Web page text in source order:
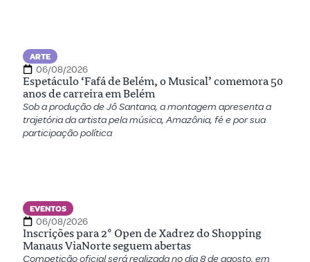
ARTE
06/08/2026
Espetáculo ‘Fafá de Belém, o Musical’ comemora 50
anos de carreira em Belém
Sob a produção de Jô Santana, a montagem apresenta a
trajetória da artista pela música, Amazônia, fé e por sua
participação política
EVENTOS
06/08/2026
Inscrições para 2º Open de Xadrez do Shopping
Manaus ViaNorte seguem abertas
Competição oficial será realizada no dia 8 de agosto, em